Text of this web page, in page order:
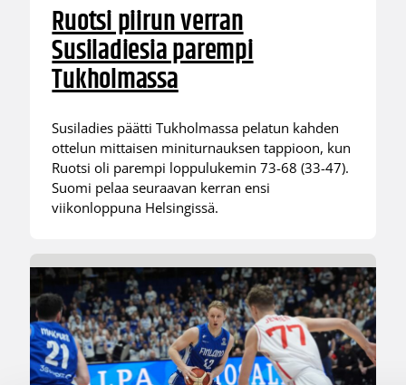
Ruotsi piirun verran
Susiladiesia parempi
Tukholmassa
Susiladies päätti Tukholmassa pelatun kahden
ottelun mittaisen miniturnauksen tappioon, kun
Ruotsi oli parempi loppulukemin 73-68 (33-47).
Suomi pelaa seuraavan kerran ensi
viikonloppuna Helsingissä.